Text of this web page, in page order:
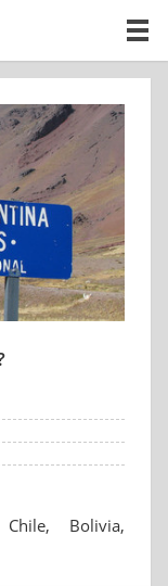
Bolivia,